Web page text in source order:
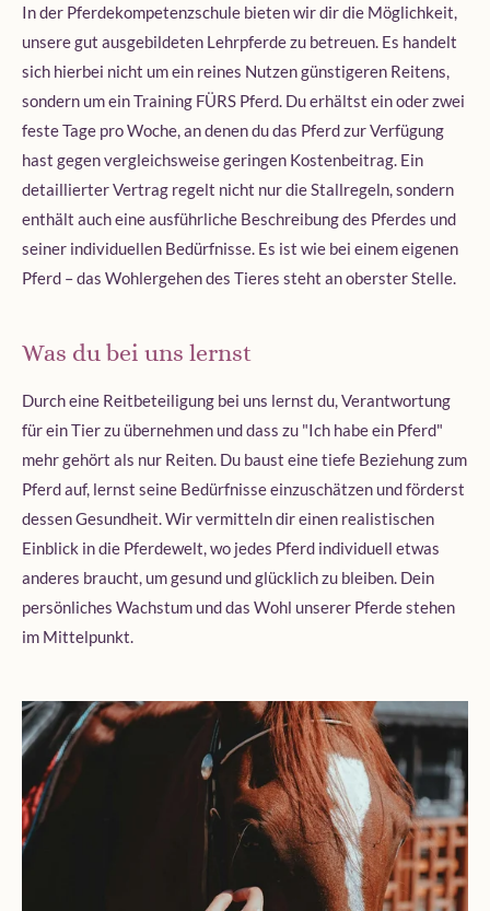
In der Pferdekompetenzschule bieten wir dir die Möglichkeit,
unsere gut ausgebildeten Lehrpferde zu betreuen. Es handelt
sich hierbei nicht um ein reines Nutzen günstigeren Reitens,
sondern um ein Training FÜRS Pferd. Du erhältst ein oder zwei
feste Tage pro Woche, an denen du das Pferd zur Verfügung
hast gegen vergleichsweise geringen Kostenbeitrag. Ein
detaillierter Vertrag regelt nicht nur die Stallregeln, sondern
enthält auch eine ausführliche Beschreibung des Pferdes und
seiner individuellen Bedürfnisse. Es ist wie bei einem eigenen
Pferd – das Wohlergehen des Tieres steht an oberster Stelle.
Was du bei uns lernst
Durch eine Reitbeteiligung bei uns lernst du, Verantwortung
für ein Tier zu übernehmen und dass zu "Ich habe ein Pferd"
mehr gehört als nur Reiten. Du baust eine tiefe Beziehung zum
Pferd auf, lernst seine Bedürfnisse einzuschätzen und förderst
dessen Gesundheit. Wir vermitteln dir einen realistischen
Einblick in die Pferdewelt, wo jedes Pferd individuell etwas
anderes braucht, um gesund und glücklich zu bleiben. Dein
persönliches Wachstum und das Wohl unserer Pferde stehen
im Mittelpunkt.